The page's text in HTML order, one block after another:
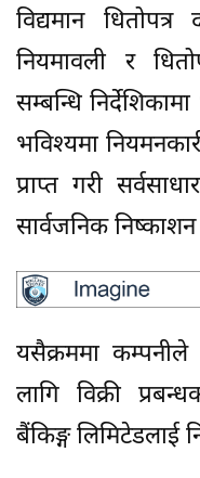
विद्यमान
नियमावली र
सम्बन्धि
भविश्यमा
प्राप्त गरी
सार्वजनिक
यसैक्रममा
लागि विक्री
बैंकिङ्ग लिमिटेडलाई